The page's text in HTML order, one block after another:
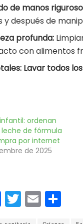
de manos
y después de
profunda:
con alimentos
Lavar todos
ordenan
de fórmula
por internet
de 2025
Fa T
E